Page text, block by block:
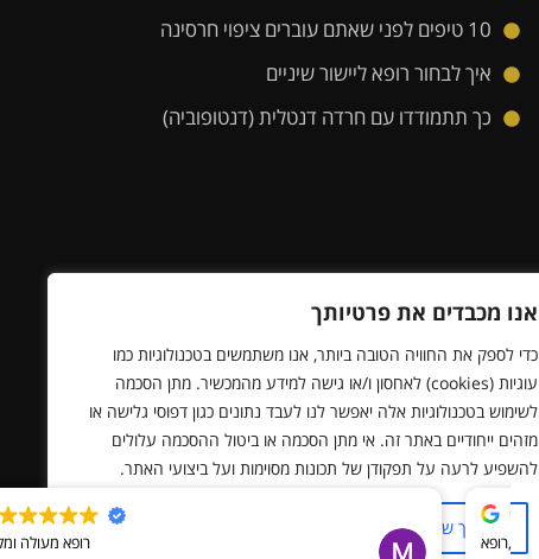
אנו מכבדים את פרטיותך
כדי לספק את החוויה הטובה ביותר, אנו משתמשים בטכנולוגיות כמו
עוגיות (cookies) לאחסון ו/או גישה למידע מהמכשיר. מתן הסכמה
לשימוש בטכנולוגיות אלה יאפשר לנו לעבד נתונים כגון דפוסי גלישה או
מזהים ייחודיים באתר זה. אי מתן הסכמה או ביטול ההסכמה עלולים
להשפיע לרעה על תפקודן של תכונות מסוימות ועל ביצועי האתר.
ערוך שינויים אשר הכל
10 טיפים לפני שאתם עוברים ציפוי חרסינה
איך לבחור רופא ליישור שיניים
כך תתמודדו עם חרדה דנטלית (דנטופוביה)
Powered & Designed by Medical Online
רופא מעולה ומקצועי